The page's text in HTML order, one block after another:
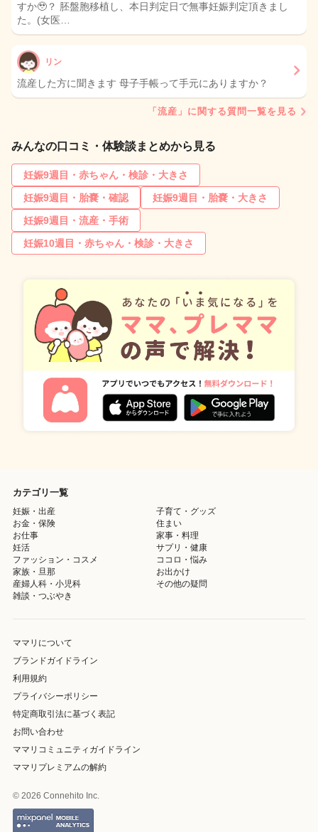
すか🥹？ 胚盤胞移植し、本日判定日で無事妊娠判定頂きまし
た。(女医…
リン
流産した方に聞きます 母子手帳って手元にありますか？
「流産」に関する質問一覧を見る
みんなの口コミ・体験談まとめから見る
妊娠9週目・赤ちゃん・検診・大きさ
妊娠9週目・胎嚢・確認
妊娠9週目・胎嚢・大きさ
妊娠9週目・流産・手術
妊娠10週目・赤ちゃん・検診・大きさ
カテゴリ一覧
妊娠・出産
子育て・グッズ
お金・保険
住まい
お仕事
家事・料理
妊活
サプリ・健康
ファッション・コスメ
ココロ・悩み
家族・旦那
お出かけ
産婦人科・小児科
その他の疑問
雑談・つぶやき
ママリについて
ブランドガイドライン
利用規約
プライバシーポリシー
特定商取引法に基づく表記
お問い合わせ
ママリコミュニティガイドライン
ママリプレミアムの解約
© 2026 Connehito Inc.